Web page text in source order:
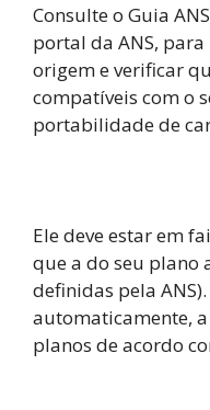
Consulte o Guia
portal da ANS,
origem e verificar
compatíveis com o
portabilidade de
Ele deve estar em
que a do seu plano
definidas pela
automaticamente,
planos de acordo